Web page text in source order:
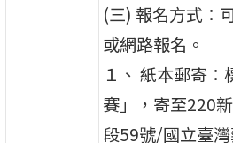
(三) 報名方式：
或網路報名。
１、 紙本郵寄
賽」，寄至220
段59號/國立臺